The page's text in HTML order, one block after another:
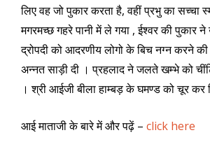
लिए वह जो पुकार करता है, वहीं प्रभु का सच्चा
मगरमच्छ गहरे पानी में ले गया , ईश्वर की पुकार
द्रोपदी को आदरणीय लोगो के बिच नग्न करने
अन्नत साड़ी दी । प्रहलाद ने जलते खम्भे को
। श्री आईजी बीला हाम्बड़ के घमण्ड को चूर कर
आई माताजी के बारे में और पढ़ें – click here